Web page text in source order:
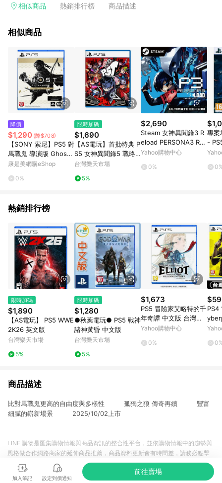
電玩/遊戲/相機/單眼/鏡頭/拍立得 [2024/6/1起適用] -內接硬
的購回饋活動享Yahoo超贈點回饋者 - 購物中心商店之商品：商
3. 訂單回饋金額將扣除運費/購物金/超贈點/福利金/紅利折抵/折
價券等虛擬貨幣折抵 4. 大宗採購或批發轉賣不具回饋資格： 如
有相關事證認定您為大宗採購、批發轉賣而非最終消費使用者，
相關認定以Yahoo購物中心之認定為準
相似商品 熱銷排行榜 商品描述
相似商品
降價
$1,290 (降$708)
【SONY 索尼】PS5 對
馬戰鬼 導演版 Ghost
of Tsushima Director
康是美網購eShop
0%
限時加碼
$1,690
【AS電玩】首批特典 P
S5 女神異聞錄5 戰略
版 中文版
台灣樂天市場
5%
$2,690
Steam 女神異聞錄3 R
eload PERSONA3 REL
OAD(數位高級版 啟動
Yahoo購物中心
0%
專
-
熱銷排行榜
限時加碼
$1,890
【AS電玩】 PS5 WWE
2K26 英文版
台灣樂天市場
5%
限時加碼
$1,280
●秋葉電玩● PS5 戰神
諸神黃昏 中文版
台灣樂天市場
5%
$1,673
PS5 冒險家艾略特的千
年奇譚 中文版 台灣公
司貨
Yahoo購物中心
0%
PS4
文
商品描述
比對馬戰鬼更高的自由度與多樣性 孤獨之狼 傳奇再續 豐富
細膩的嶄新場景 2025/10/02上市
加入筆記 設定到價通知
前往賣場
LINE 購物是匯集購物情報與商品資訊的整合性平台，並依購物情報中的趨勢與
風格做合作網路商家的延伸商品推薦，商品資料更新會有時間差，請務必點擊
商品至各合作網路商家，確認現售價與購物條件，一切資訊以合作廠商網頁為
準。